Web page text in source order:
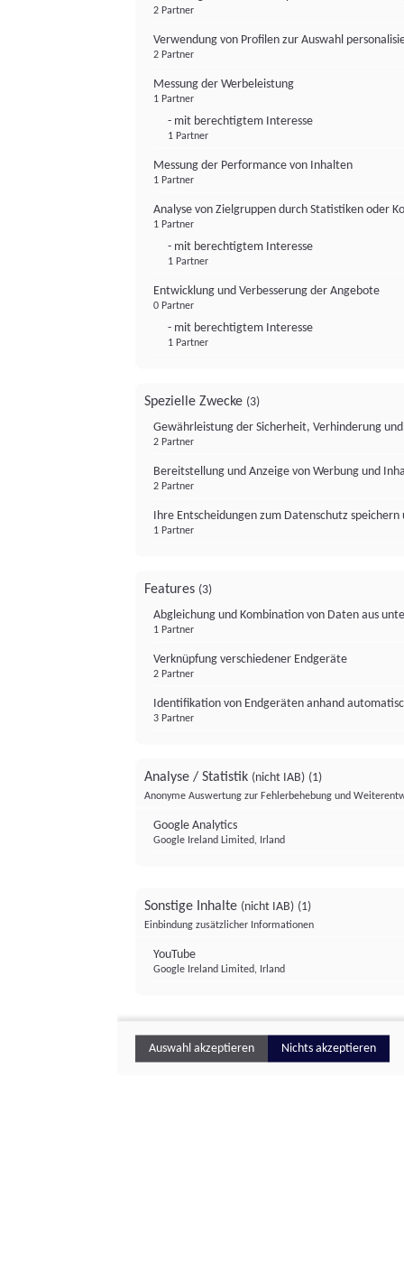
2 Partner
Verwendung von Profilen zur Auswahl
2 Partner
Messung der Werbeleistung
1 Partner
- mit berechtigtem Interesse
1 Partner
Messung der Performance von Inhalten
1 Partner
Analyse von Zielgruppen durch Statistiken oder
1 Partner
- mit berechtigtem Interesse
1 Partner
Entwicklung und Verbesserung der Angebote
0 Partner
- mit berechtigtem Interesse
1 Partner
Spezielle Zwecke (3)
Gewährleistung der Sicherheit, Verhinderung
2 Partner
Bereitstellung und Anzeige von Werbung und
2 Partner
Ihre Entscheidungen zum Datenschutz
1 Partner
Features (3)
Abgleichung und Kombination von Daten aus
1 Partner
Verknüpfung verschiedener Endgeräte
2 Partner
Identifikation von Endgeräten anhand
3 Partner
Analyse / Statistik (nicht IAB) (1)
Anonyme Auswertung zur Fehlerbehebung und
Google Analytics
Google Ireland Limited, Irland
Sonstige Inhalte (nicht IAB) (1)
Einbindung zusätzlicher Informationen
YouTube
Google Ireland Limited, Irland
Auswahl akzeptieren Nichts akzeptieren